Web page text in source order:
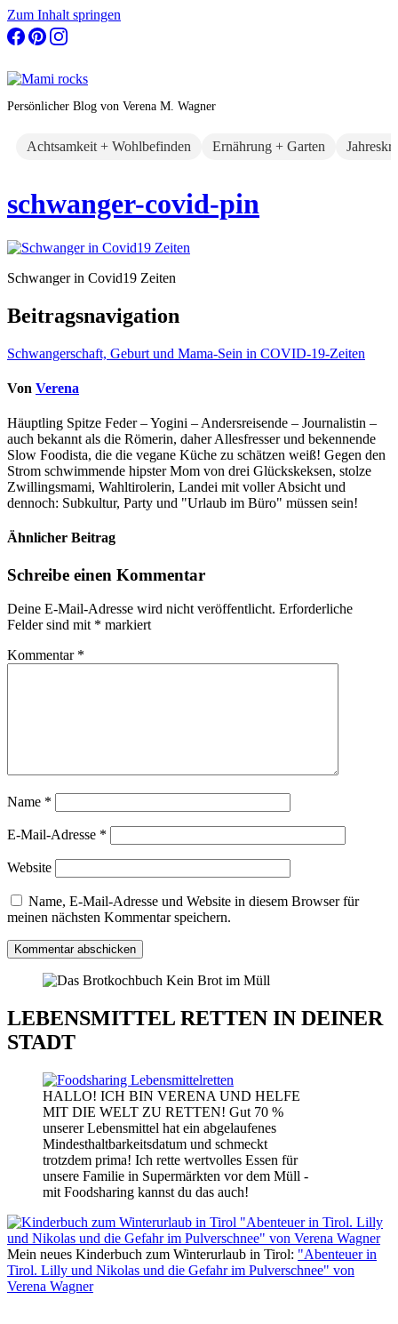
Zum Inhalt springen
Persönlicher Blog von Verena M. Wagner
Achtsamkeit + Wohlbefinden Ernährung + Garten
schwanger-covid-pin
Schwanger in Covid19 Zeiten
Beitragsnavigation
Schwangerschaft, Geburt und Mama-Sein in COVID-19-Zeiten
Von Verena
Häuptling Spitze Feder – Yogini – Andersreisende – Journalistin –
auch bekannt als die Römerin, daher Allesfresser und bekennende
Slow Foodista, die die vegane Küche zu schätzen weiß! Gegen den
Strom schwimmende hipster Mom von drei Glückskeksen, stolze
Zwillingsmami, Wahltirolerin, Landei mit voller Absicht und
dennoch: Subkultur, Party und "Urlaub im Büro" müssen sein!
Ähnlicher Beitrag
Schreibe einen Kommentar
Deine E-Mail-Adresse wird nicht veröffentlicht. Erforderliche
Felder sind mit * markiert
Kommentar *
Name *
E-Mail-Adresse *
Website
Name, E-Mail-Adresse und Website in diesem Browser für
meinen nächsten Kommentar speichern.
LEBENSMITTEL RETTEN IN DEINER
STADT
HALLO! ICH BIN VERENA UND HELFE
MIT DIE WELT ZU RETTEN! Gut 70 %
unserer Lebensmittel hat ein abgelaufenes
Mindesthaltbarkeitsdatum und schmeckt
trotzdem prima! Ich rette wertvolles Essen für
unsere Familie in Supermärkten vor dem Müll -
mit Foodsharing kannst du das auch!
Mein neues Kinderbuch zum Winterurlaub in Tirol: "Abenteuer in
Tirol. Lilly und Nikolas und die Gefahr im Pulverschnee" von
Verena Wagner